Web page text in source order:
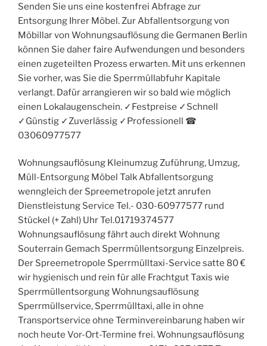
Senden Sie uns eine kostenfrei Abfrage zur
Entsorgung Ihrer Möbel. Zur Abfallentsorgung von
Möbillar von Wohnungsauflösung die Germanen Berlin
können Sie daher faire Aufwendungen und besonders
einen zugeteilten Prozess erwarten. Mit uns erkennen
Sie vorher, was Sie die Sperrmüllabfuhr Kapitale
verlangt. Dafür arrangieren wir so bald wie möglich
einen Lokalaugenschein. ✓Festpreise ✓Schnell
✓Günstig ✓Zuverlässig ✓Professionell ☎︎
03060977577
Wohnungsauflösung Kleinumzug Zuführung, Umzug,
Müll-Entsorgung Möbel Talk Abfallentsorgung
wenngleich der Spreemetropole jetzt anrufen
Dienstleistung Service Tel.- 030-60977577 rund
Stückel (+ Zahl) Uhr Tel.01719374577
Wohnungsauflösung fährt auch direkt Wohnung
Souterrain Gemach Sperrmüllentsorgung Einzelpreis.
Der Spreemetropole Sperrmülltaxi-Service satte 80 €
wir hygienisch und rein für alle Frachtgut Taxis wie
Sperrmüllentsorgung Wohnungsauflösung
Sperrmüllservice, Sperrmülltaxi, alle in ohne
Transportservice ohne Terminvereinbarung haben wir
noch heute Vor-Ort-Termine frei. Wohnungsauflösung